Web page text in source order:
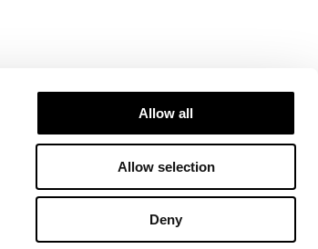
Allow all
Allow selection
Deny